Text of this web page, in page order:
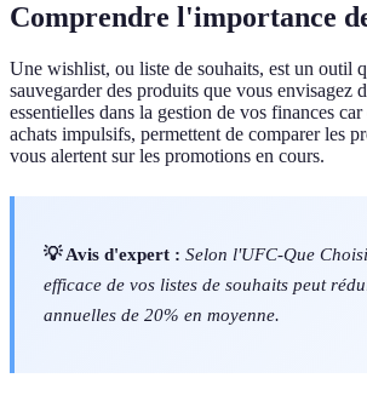
Comprendre l'importance
Une wishlist, ou liste de souhaits, est un outil
sauvegarder des produits que vous envisagez
essentielles dans la gestion de vos finances
achats impulsifs, permettent de comparer les
vous alertent sur les promotions en cours.
💡 Avis d'expert : Selon l'UFC-Que
efficace de vos listes de souhaits peut
annuelles de 20% en moyenne.